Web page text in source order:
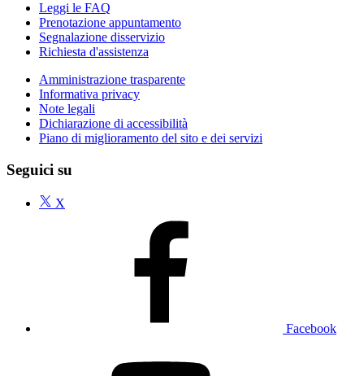
Leggi le FAQ
Prenotazione appuntamento
Segnalazione disservizio
Richiesta d'assistenza
Amministrazione trasparente
Informativa privacy
Note legali
Dichiarazione di accessibilità
Piano di miglioramento del sito e dei servizi
Seguici su
X
Facebook